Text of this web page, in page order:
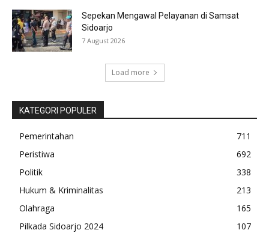
Sepekan Mengawal Pelayanan di Samsat
Sidoarjo
7 August 2026
Load more
KATEGORI POPULER
Pemerintahan
711
Peristiwa
692
Politik
338
Hukum & Kriminalitas
213
Olahraga
165
Pilkada Sidoarjo 2024
107